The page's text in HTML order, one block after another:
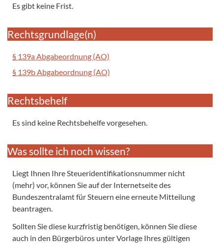
Es gibt keine Frist.
Rechtsgrundlage(n)
§ 139a Abgabeordnung (AO)
§ 139b Abgabeordnung (AO)
Rechtsbehelf
Es sind keine Rechtsbehelfe vorgesehen.
Was sollte ich noch wissen?
Liegt Ihnen Ihre Steueridentifikationsnummer nicht
(mehr) vor, können Sie auf der Internetseite des
Bundeszentralamt für Steuern eine erneute Mitteilung
beantragen.
Sollten Sie diese kurzfristig benötigen, können Sie diese
auch in den Bürgerbüros unter Vorlage Ihres gültigen